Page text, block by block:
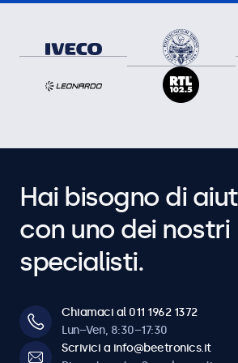
I pulsanti di controllo possono essere
Si accende automaticamente quando
Compatibile con teleprompter.
specchiata orizzontalmente e
Connettività
HDMI uscita
1x
Hai bisogno di
con uno dei nostri
specialisti.
Chiamaci al 011 1962 1372
Lun–Ven, 8:30–17:30
Scrivici a info@beetronics.it